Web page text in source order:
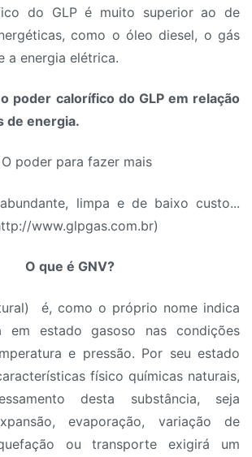
do GLP é muito superior ao de
como o óleo diesel, o gás
a energia elétrica.
poder calorífico do GLP em relação
de energia.
limpa e de baixo custo...
www.glpgas.com.br)
O que é GNV?
é, como o próprio nome indica
em estado gasoso nas condições
e pressão. Por seu estado
físico químicas naturais,
desta substância, seja
evaporação, variação de
ou transporte exigirá um